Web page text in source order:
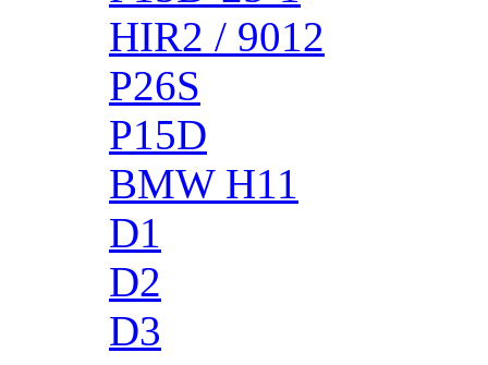
HIR2 / 9012
P26S
P15D
BMW H11
D1
D2
D3